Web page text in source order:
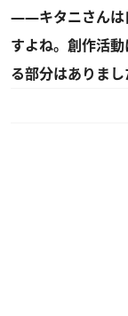
――キタニさんは
すよね。創作活
る部分はありまし